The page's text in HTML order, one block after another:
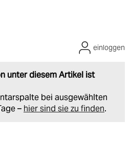
unter diesem Artikel ist
bei ausgewählten
– hier sind sie zu finden.
einloggen